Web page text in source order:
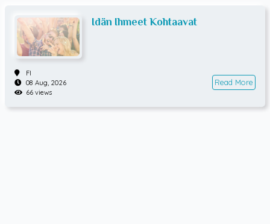
Idän Ihmeet Kohtaavat
FI
08 Aug, 2026
66 views
Read More